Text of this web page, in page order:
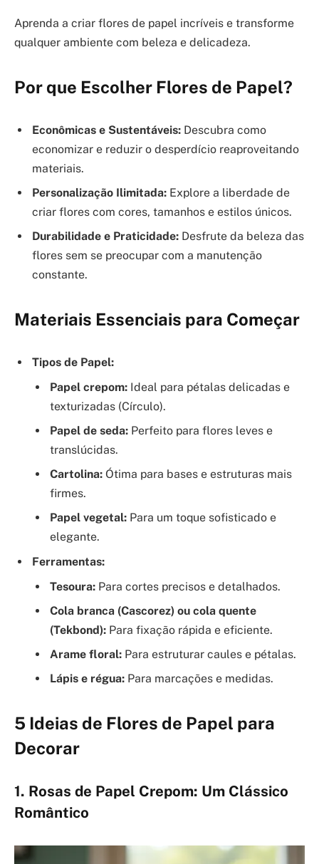
Aprenda a criar flores de papel incríveis e transforme
qualquer ambiente com beleza e delicadeza.
Por que Escolher Flores de Papel?
Econômicas e Sustentáveis: Descubra como
economizar e reduzir o desperdício reaproveitando
materiais.
Personalização Ilimitada: Explore a liberdade de
criar flores com cores, tamanhos e estilos únicos.
Durabilidade e Praticidade: Desfrute da beleza das
flores sem se preocupar com a manutenção
constante.
Materiais Essenciais para Começar
Tipos de Papel:
Papel crepom: Ideal para pétalas delicadas e
texturizadas (Círculo).
Papel de seda: Perfeito para flores leves e
translúcidas.
Cartolina: Ótima para bases e estruturas mais
firmes.
Papel vegetal: Para um toque sofisticado e
elegante.
Ferramentas:
Tesoura: Para cortes precisos e detalhados.
Cola branca (Cascorez) ou cola quente
(Tekbond): Para fixação rápida e eficiente.
Arame floral: Para estruturar caules e pétalas.
Lápis e régua: Para marcações e medidas.
5 Ideias de Flores de Papel para
Decorar
1. Rosas de Papel Crepom: Um Clássico
Romântico